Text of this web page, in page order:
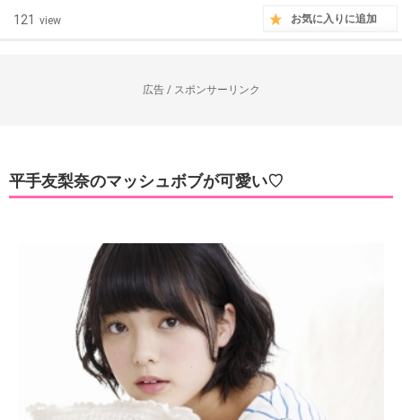
121 view お気に入りに追加
広告 / スポンサーリンク
平手友梨奈のマッシュボブが可愛い♡